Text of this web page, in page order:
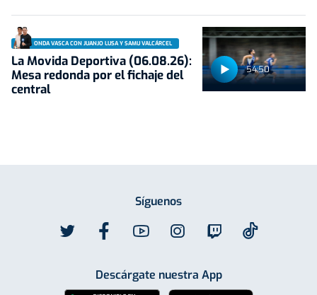
54:50
ONDA VASCA CON JUANJO LUSA Y SAMU VALCÁRCEL
La Movida Deportiva (06.08.26):
Mesa redonda por el fichaje del
central
Síguenos
Descárgate nuestra App